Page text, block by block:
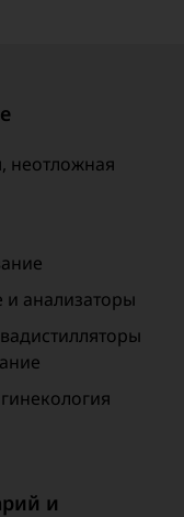
неотложная
анализаторы
и